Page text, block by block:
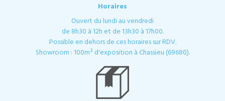
Horaires
Ouvert du lundi au vendredi
de 8h30 à 12h et de 13h30 à 17h00.
Possible en dehors de ces horaires sur RDV.
Showroom : 100m² d'exposition à Chassieu (69680).